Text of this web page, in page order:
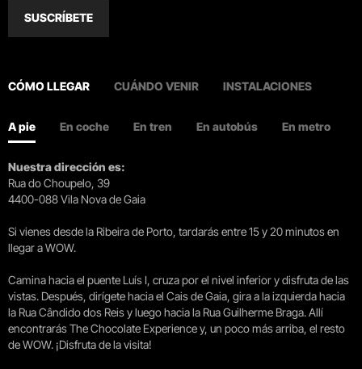
SUSCRÍBETE
CÓMO LLEGAR CUÁNDO VENIR INSTALACIONES
A pie En coche En tren En autobús En metro
Nuestra dirección es:
Rua do Choupelo, 39
4400-088 Vila Nova de Gaia
Si vienes desde la Ribeira de Porto, tardarás entre 15 y 20 minutos en
llegar a WOW.
Camina hacia el puente Luís I, cruza por el nivel inferior y disfruta de las
vistas. Después, dirígete hacia el Cais de Gaia, gira a la izquierda hacia
la Rua Cândido dos Reis y luego hacia la Rua Guilherme Braga. Allí
encontrarás The Chocolate Experience y, un poco más arriba, el resto
de WOW. ¡Disfruta de la visita!